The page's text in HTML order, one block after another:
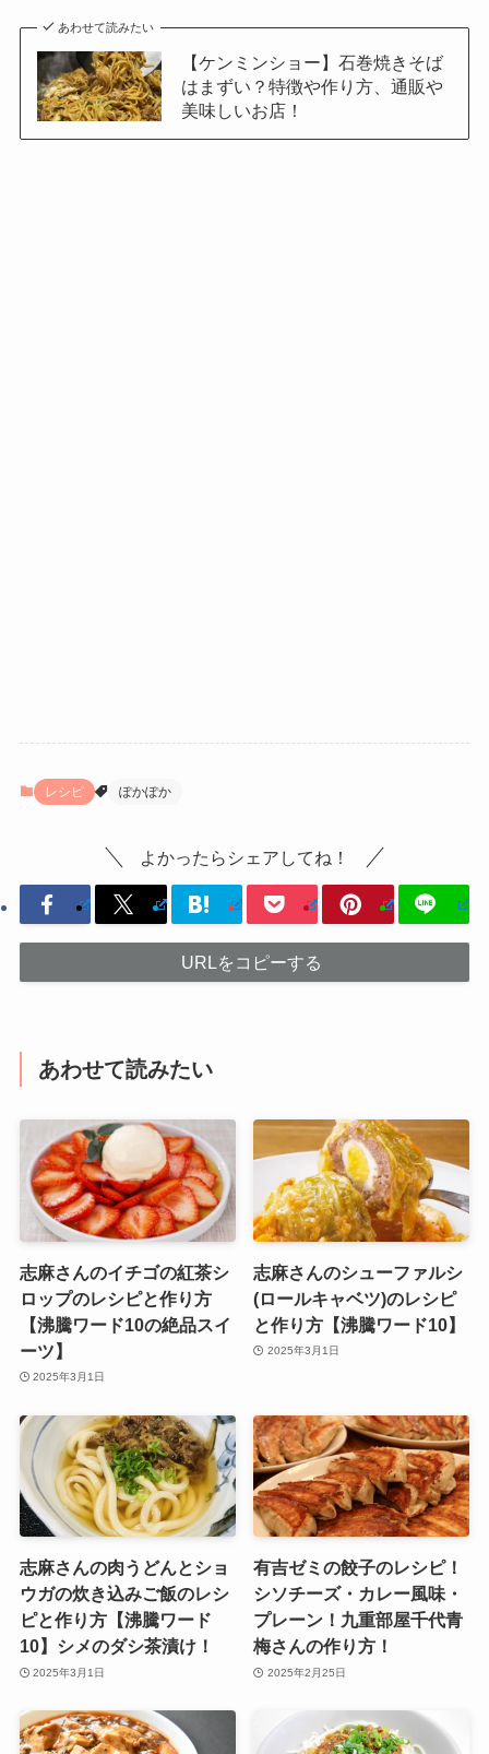
あわせて読みたい
【ケンミンショー】石巻焼きそば
はまずい？特徴や作り方、通販や
美味しいお店！
レシピ ぽかぽか
よかったらシェアしてね！
URLをコピーする
あわせて読みたい
志麻さんのイチゴの紅茶シ
ロップのレシピと作り方
【沸騰ワード10の絶品スイ
ーツ】
2025年3月1日
志麻さんのシューファルシ
(ロールキャベツ)のレシピ
と作り方【沸騰ワード10】
2025年3月1日
志麻さんの肉うどんとショ
ウガの炊き込みご飯のレシ
ピと作り方【沸騰ワード
10】シメのダシ茶漬け！
2025年3月1日
有吉ゼミの餃子のレシピ！
シソチーズ・カレー風味・
プレーン！九重部屋千代青
梅さんの作り方！
2025年2月25日